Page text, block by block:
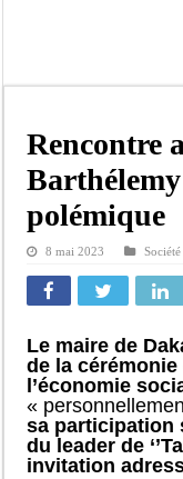
Inondations à Linguère, le
Affaire Pape Cheikh
Moustapha Dramé rejoint
Crise en Guinée Bissau :
Rencontre
polémique
8 mai 2023 Société
Le maire de
de la
l’économie
«
sa participation
du leader de
invitation